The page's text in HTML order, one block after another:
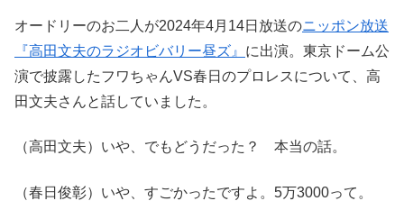
オードリーのお二人が2024年4月14日放送のニッポン放送
『高田文夫のラジオビバリー昼ズ』 に出演。東京ドーム公
演で披露したフワちゃんVS春日のプロレスについて、高
田文夫さんと話していました。
（高田文夫）いや、でもどうだった？ 本当の話。
（春日俊彰）いや、すごかったですよ。5万3000って。